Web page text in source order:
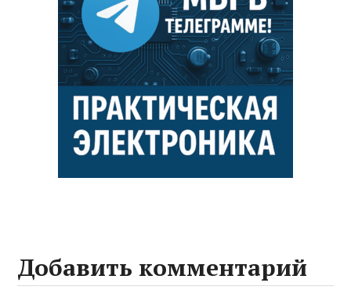
Добавить комментарий